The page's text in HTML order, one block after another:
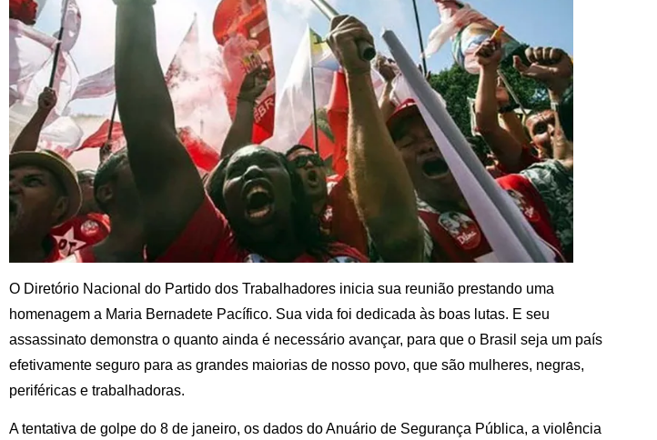
O Diretório Nacional do Partido dos Trabalhadores inicia sua reunião prestando uma
homenagem a Maria Bernadete Pacífico. Sua vida foi dedicada às boas lutas. E seu
assassinato demonstra o quanto ainda é necessário avançar, para que o Brasil seja um país
efetivamente seguro para as grandes maiorias de nosso povo, que são mulheres, negras,
periféricas e trabalhadoras.
A tentativa de golpe do 8 de janeiro, os dados do Anuário de Segurança Pública, a violência